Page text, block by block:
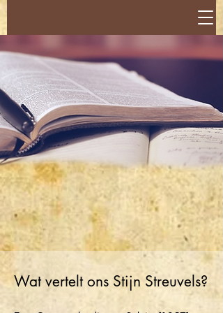
Wat vertelt ons Stijn Streuvels?​